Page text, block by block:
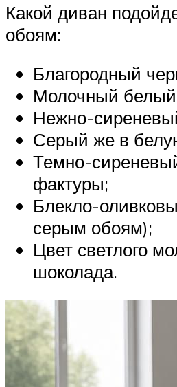
Какой диван
обоям:
Благородный
Молочный
Нежно-
Серый же в
Темно-
фактуры;
Блекло-
серым обоям);
Цвет светлого
шоколада.